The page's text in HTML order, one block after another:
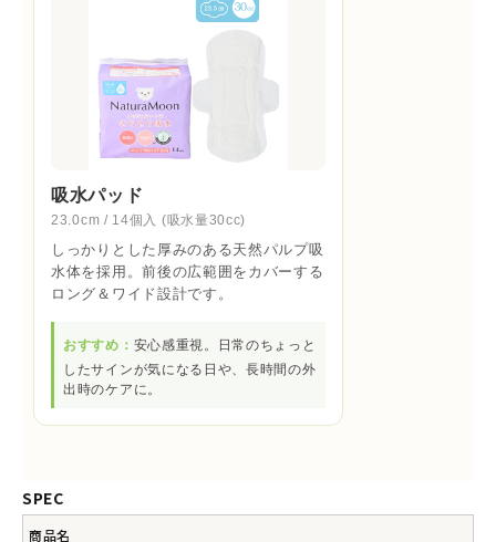
吸水パッド
23.0cm / 14個入 (吸水量30cc)
しっかりとした厚みのある天然パルプ吸
水体を採用。前後の広範囲をカバーする
ロング＆ワイド設計です。
おすすめ： 安心感重視。日常のちょっと
したサインが気になる日や、長時間の外
出時のケアに。
SPEC
商品名